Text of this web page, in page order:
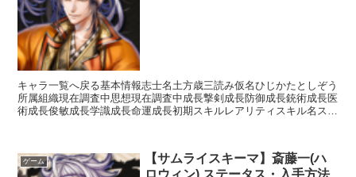
キャラ一覧へ戻る基本情報志士名土方歳三読み仮名ひじかたとしぞう
所属組織現在調査中思想現在調査中成長撃剣成長防御成長銃術成長医
術成長俊敏成長学識成長命運成長初期スキルレアリティスキル名スキ
ゲーム
【サムライスキーマ】斎藤一(ハ
ロウィン) ステータス・入手方法